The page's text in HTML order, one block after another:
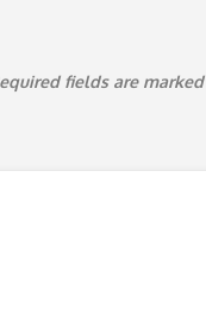
fields are marked